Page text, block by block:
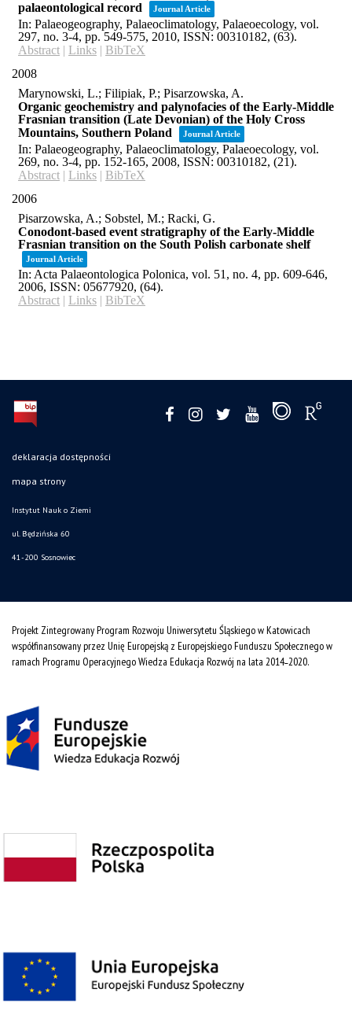
deklaracja dostępności
mapa strony
Instytut Nauk o Ziemi
ul. Będzińska 60
41-200 Sosnowiec
Projekt Zintegrowany Program Rozwoju Uniwersytetu Śląskiego w Katowicach
współfinansowany przez Unię Europejską z Europejskiego Funduszu Społecznego w
ramach Programu Operacyjnego Wiedza Edukacja Rozwój na lata 2014˗2020.